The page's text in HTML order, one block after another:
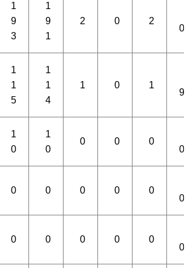
1
9
3
1
9
1
2 0 2
1
1
5
1
1
4
1 0 1
1
0
1
0
0 0 0
0 0 0 0 0
0 0 0 0 0